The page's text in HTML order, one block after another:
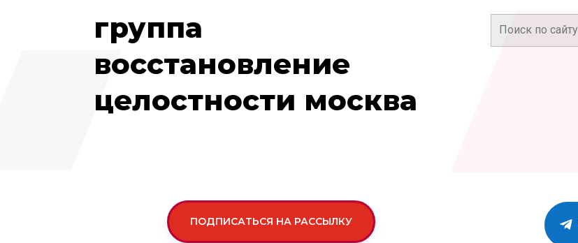
группа
восстановление
целостности москва
ПОДПИСАТЬСЯ НА РАССЫЛКУ